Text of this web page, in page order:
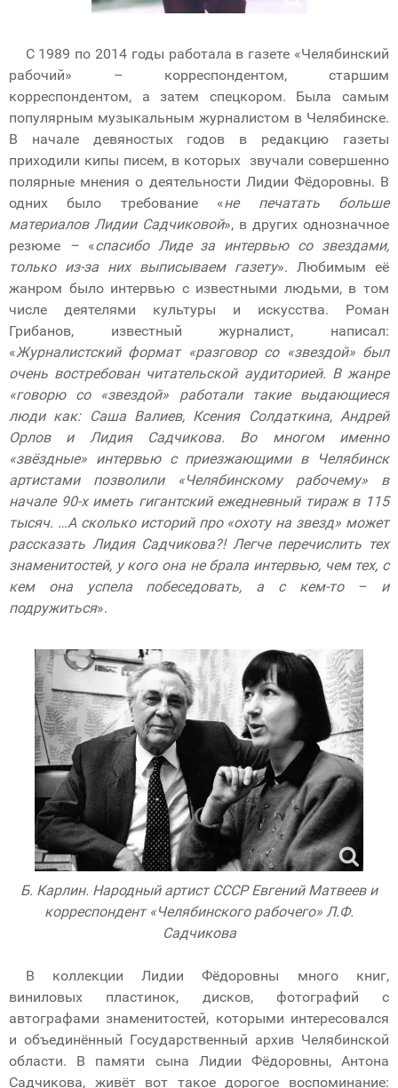
С 1989 по 2014 годы работала в газете «Челябинский
рабочий» – корреспондентом, старшим
корреспондентом, а затем спецкором. Была самым
популярным музыкальным журналистом в Челябинске.
В начале девяностых годов в редакцию газеты
приходили кипы писем, в которых звучали совершенно
полярные мнения о деятельности Лидии Фёдоровны. В
одних было требование «не печатать больше
материалов Лидии Садчиковой», в других однозначное
резюме – «спасибо Лиде за интервью со звездами,
только из-за них выписываем газету». Любимым её
жанром было интервью с известными людьми, в том
числе деятелями культуры и искусства. Роман
Грибанов, известный журналист, написал:
«Журналистский формат «разговор со «звездой» был
очень востребован читательской аудиторией. В жанре
«говорю со «звездой» работали такие выдающиеся
люди как: Саша Валиев, Ксения Солдаткина, Андрей
Орлов и Лидия Садчикова. Во многом именно
«звёздные» интервью с приезжающими в Челябинск
артистами позволили «Челябинскому рабочему» в
начале 90-х иметь гигантский ежедневный тираж в 115
тысяч. …А сколько историй про «охоту на звезд» может
рассказать Лидия Садчикова?! Легче перечислить тех
знаменитостей, у кого она не брала интервью, чем тех, с
кем она успела побеседовать, а с кем-то – и
подружиться».
Б. Карлин. Народный артист СССР Евгений Матвеев и
корреспондент «Челябинского рабочего» Л.Ф.
Садчикова
В коллекции Лидии Фёдоровны много книг,
виниловых пластинок, дисков, фотографий с
автографами знаменитостей, которыми интересовался
и объединённый Государственный архив Челябинской
области. В памяти сына Лидии Фёдоровны, Антона
Садчикова, живёт вот такое дорогое воспоминание: